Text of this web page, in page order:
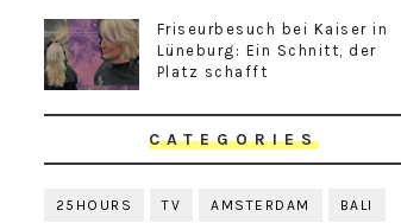
Friseurbesuch bei Kaiser in
Lüneburg: Ein Schnitt, der
Platz schafft
CATEGORIES
25HOURS TV AMSTERDAM BALI